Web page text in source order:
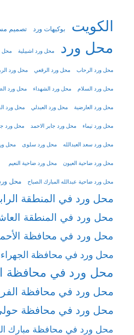
الكويت بوكيهات ورد تصميم
محل ورد محل ورد اشبيلية محل
محل ورد الرحاب محل ورد الرقعي محل ورد
محل ورد السلام محل ورد الشهداء محل ورد
محل ورد العارضية محل ورد العبدلي محل ورد
محل ورد تيماء محل ورد جابر الاحمد محل ورد
محل ورد سعد العبدالله محل ورد سلوى محل
محل ورد ضاحية العيون محل ورد ضاحية النعيم
محل ورد ضاحية عبدالله المبارك الصباح محل
محل ورد في المنطقة
محل ورد في المنطقة
محل ورد في محافظة
محل ورد في محافظة الجهراء
محل ورد في محافظة
محل ورد في محافظة
محل ورد في محافظة
محل ورد في محافظة مبارك